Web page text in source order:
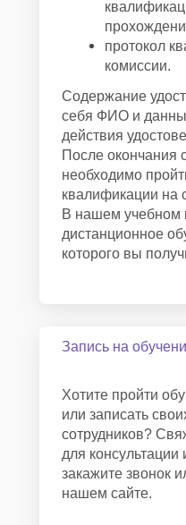
протокол
комиссии.
Содержание
себя ФИО и
действия
После окончания
необходимо
квалификации на
В нашем учебном
дистанционное
которого вы
Запись на
Хотите пройти
или записать
сотрудников?
для консультации
закажите звонок
нашем сайте.